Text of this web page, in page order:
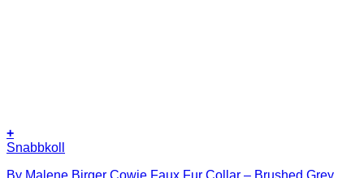
+
Snabbkoll